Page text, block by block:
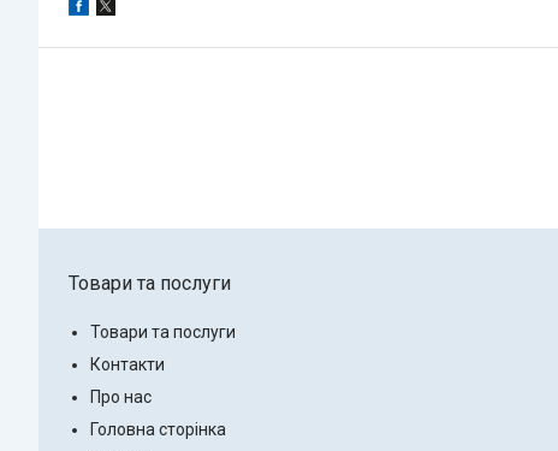
Товари та послуги
Товари та послуги
Контакти
Про нас
Головна сторінка